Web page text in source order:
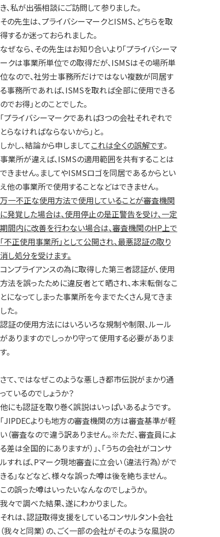
き、私が出張相談にご訪問して参りました。
その先生は、プライバシーマークとISMS、どちらを取
得するか迷っておられました。
なぜなら、その先生はお知り合いより「プライバシーマ
ークは事業所単位での取得だが、ISMSはその場所単
位なので、社労士事務所だけではない複数が同居す
る事務所であれば、ISMSを取れば全部に使用できる
のでお得」とのことでした。
「プライバシーマークであれば3つの会社それぞれで
とらなければならないから」と。
しかし、結論から申しましてこれは全くの誤解です。
事業所が違えば、ISMSの適用範囲を共有することは
できません。ましてやISMSロゴを同居であるからとい
え他の事業所で使用することなどはできません。
万一不正な使用方法で使用していることが審査機関
に発覚した場合は、使用停止の是正警告を受け、一定
期間内に改善を行わない場合は、審査機関のHP上で
「不正使用事業所」として公開され、最悪認証の取り
消し処分を受けます。
コンプライアンスの為に取得した第三者認証が、使用
方法を誤ったために違反者とて晒され、本末転倒なこ
とになってしまった事業所を今までたくさん見てきま
した。
認証の使用方法にはいろいろな規制や制限、ルール
がありますのでしっかり守って使用する必要がありま
す。
さて、ではなぜこのような悪しき都市伝説がまかり通
っているのでしょうか？
他にも認証を取り巻く誤説はいっぱいあるようです。
「JIPDECよりも地方の審査機関の方は審査基準が軽
い（審査なので違う訳ありません。※ただ、審査員によ
る差は全国的にありますが）」、「うちの会社がコンサ
ルすれば、Pマーク現地審査に立会い（違法行為）がで
きる」などなど、様々な誤った噂は後を絶ちません。
この誤った噂はいったいなんなのでしょうか。
我々で調べた結果、遂にわかりました。
それは、認証取得支援をしているコンサルタント会社
（我々と同業）の、ごく一部の会社がそのような風説の